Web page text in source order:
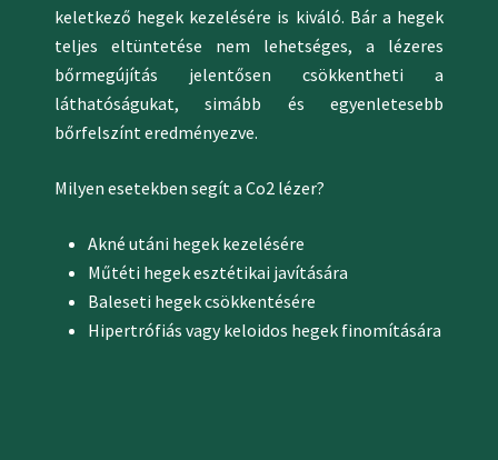
keletkező hegek kezelésére is kiváló. Bár a hegek
teljes eltüntetése nem lehetséges, a lézeres
bőrmegújítás jelentősen csökkentheti a
láthatóságukat, simább és egyenletesebb
bőrfelszínt eredményezve.
Milyen esetekben segít a Co2 lézer?
Akné utáni hegek kezelésére
Műtéti hegek esztétikai javítására
Baleseti hegek csökkentésére
Hipertrófiás vagy keloidos hegek finomítására